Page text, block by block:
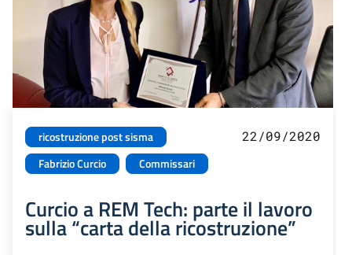
ricostruzione post sisma
Fabrizio Curcio
Commissari
22/09/2020
Curcio a REM Tech: parte il lavoro
sulla “carta della ricostruzione”